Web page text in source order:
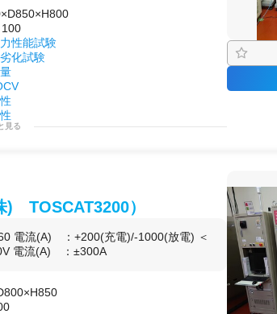
性能試験
化試験
見る
) TOSCAT3200）
電流(A) ：+200(充電)/-1000(放電) ＜
電流(A) ：±300A